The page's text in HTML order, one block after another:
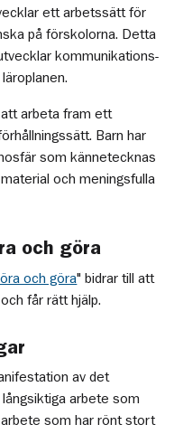
ett arbetssätt för
på förskolorna. Detta
kommunikations-
att arbeta fram ett
Barn har
som kännetecknas
och meningsfulla
och göra
och göra" bidrar till att
får rätt hjälp.
av det
arbete som
som har rönt stort